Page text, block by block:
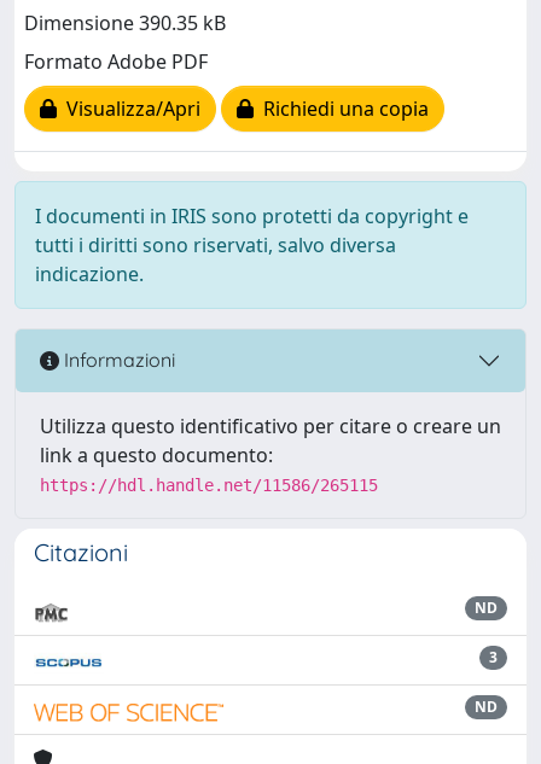
Dimensione 390.35 kB
Formato Adobe PDF
Visualizza/Apri
Richiedi una copia
I documenti in IRIS sono protetti da copyright e
tutti i diritti sono riservati, salvo diversa
indicazione.
Informazioni
Utilizza questo identificativo per citare o creare un
link a questo documento:
https://hdl.handle.net/11586/265115
Citazioni
ND
3
ND